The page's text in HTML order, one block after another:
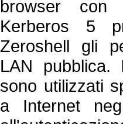
browser con
Kerberos 5
Zeroshell gli
LAN pubblica.
sono utilizzati
a Internet